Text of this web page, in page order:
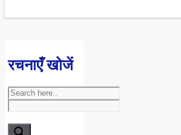
रचनाएँ खोजें